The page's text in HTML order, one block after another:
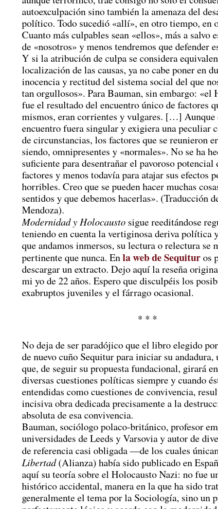
autoexculpación sino también la amenaza del
político. Todo sucedió «allí», en otro tiempo, en
Cuanto más culpables sean «ellos», más a salvo
de «nosotros» y menos tendremos que defender
Y si la atribución de culpa se considera
localización de las causas, ya no cabe poner en
inocencia y rectitud del sistema social del que
tan orgullosos». Para Bauman, sin embargo: «el
fue el resultado del encuentro único de factores
mismos, eran corrientes y vulgares. […] Aunque
encuentro fuera singular y exigiera una peculiar
de circunstancias, los factores que se reunieron
siendo, omnipresentes y «normales». No se ha
suficiente para desentrañar el pavoroso potencial
factores y menos todavía para atajar sus efectos
horribles. Creo que se pueden hacer muchas
sentidos y que debemos hacerlas». (Traducción
Mendoza).
Modernidad y Holocausto sigue reeditándose
teniendo en cuenta la vertiginosa deriva política
que andamos inmersos, su lectura o relectura se
pertinente que nunca. Enla web de Sequituros
descargar un extracto. Dejo aquí la reseña
mi yo de 22 años. Espero que disculpéis los
exabruptos juveniles y el fárrago ocasional.
* * *
No deja de ser paradójico que el libro elegido
de nuevo cuño Sequitur para iniciar su andadura,
que, de seguir su propuesta fundacional, girará
diversas cuestiones políticas siempre y cuando
entendidas como cuestiones de convivencia,
incisiva obra dedicada precisamente a la
absoluta de esa convivencia.
Bauman, sociólogo polaco-británico, profesor
universidades de Leeds y Varsovia y autor de
de referencia casi obligada —de los cuales
Libertad(Alianza) había sido publicado en
aquí su teoría sobre el Holocausto Nazi: no fue
histórico accidental, manera en la que ha sido
generalmente el tema por la Sociología, sino un